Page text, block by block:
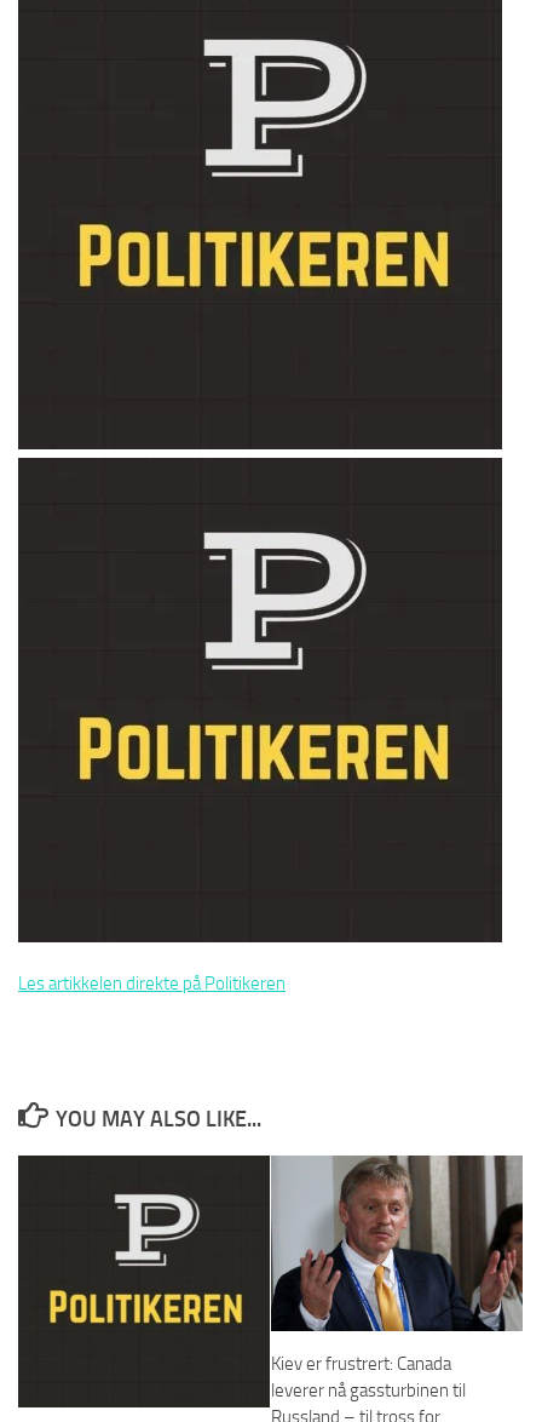
Les artikkelen direkte på Politikeren
YOU MAY ALSO LIKE...
Kiev er frustrert: Canada
leverer nå gassturbinen til
Russland – til tross for